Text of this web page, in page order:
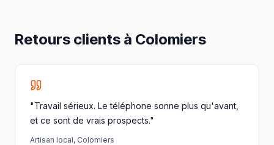
Retours clients à Colomiers
"Travail sérieux. Le téléphone sonne plus qu'avant,
et ce sont de vrais prospects."
Artisan local, Colomiers